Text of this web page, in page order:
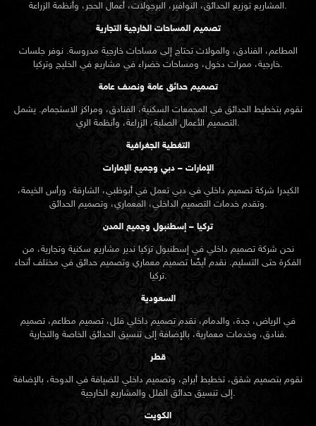
المشاريع توزيع الحدائق، النوافير، البرجولات، أعمال الحجر، وأنظمة الزراعة.
تصميم المساحات الخارجية التجارية
المطاعم، الفنادق، والمولات تحتاج إلى مساحات خارجية مدروسة. نوفر جلسات
خارجية، ممرات دخول، ومساحات خضراء في مشاريع في الخليج وتركيا.
تصميم حدائق عامة ونصف عامة
نقوم بتخطيط الحدائق في المجمعات السكنية، الفنادق، ومراكز الاستجمام. يشمل
التصميم الأعمال الصلبة، الزراعة، وأنظمة الري.
التغطية الجغرافية
الإمارات – دبي وجميع الإمارات
الكيدرا شركة تصميم داخلي في دبي تعمل في أبوظبي، الشارقة، ورأس الخيمة،
وتقدم خدمات التصميم الداخلي، المعماري، وتصميم الحدائق.
تركيا – إسطنبول وجميع المدن
نحن شركة تصميم داخلي في إسطنبول تركيا ندير مشاريع سكنية وتجارية، من
الفكرة حتى التسليم. نقدم أيضًا تصميم معماري وتصميم حدائق في مختلف أنحاء
تركيا.
السعودية
في الرياض، جدة، والدمام، نقدم تصميم داخلي فلل، تصميم مطاعم، تصميم
فنادق، وخدمات معمارية، بالإضافة إلى تنسيق الحدائق الخاصة والتجارية.
قطر
نقوم بتصميم شقق، تخطيط أبراج، وتصميم داخلي للضيافة في الدوحة، بالإضافة
إلى تنسيق حدائق الفلل والمشاريع الخارجية.
الكويت